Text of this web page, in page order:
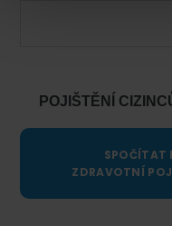
POJIŠTĚNÍ
SPOČÍTAT
ZDRAVOTNÍ